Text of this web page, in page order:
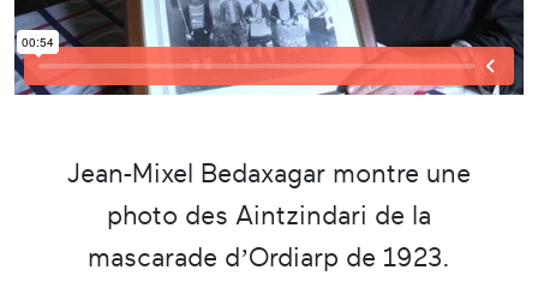
Jean-Mixel Bedaxagar montre une
photo des Aintzindari de la
mascarade d’Ordiarp de 1923.